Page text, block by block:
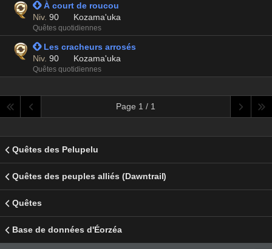
 À court de roucou
Niv. 90 Kozama'uka
Quêtes quotidiennes
 Les cracheurs arrosés
Niv. 90 Kozama'uka
Quêtes quotidiennes
Page 1 / 1
Quêtes des Pelupelu
Quêtes des peuples alliés (Dawntrail)
Quêtes
Base de données d'Éorzéa